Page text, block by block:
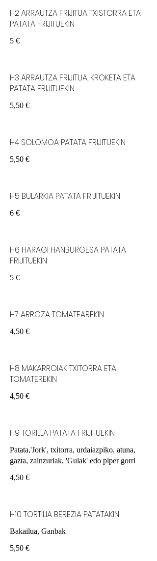
H2 ARRAUTZA FRIJITUA TXISTORRA ETA
PATATA FRIJITUEKIN
5 €
H3 ARRAUTZA FRIJITUA, KROKETA ETA
PATATA FRIJITUEKIN
5,50 €
H4 SOLOMOA PATATA FRIJITUEKIN
5,50 €
H5 BULARKIA PATATA FRIJITUEKIN
6 €
H6 HARAGI HANBURGESA PATATA
FRIJITUEKIN
5 €
H7 ARROZA TOMATEAREKIN
4,50 €
H8 MAKARROIAK TXITORRA ETA
TOMATEREKIN
4,50 €
H9 TORILLA PATATA FRIJITUEKIN
Patata,'Jork', txitorra, urdaiazpiko, atuna,
gazta, zainzuriak, 'Gulak' edo piper gorri
4,50 €
H10 TORTILlA BEREZIA PATATAKIN
Bakailua, Ganbak
5,50 €